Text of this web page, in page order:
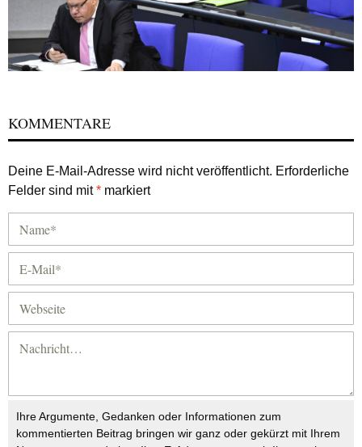
KOMMENTARE
Deine E-Mail-Adresse wird nicht veröffentlicht. Erforderliche
Felder sind mit* markiert
Ihre Argumente, Gedanken oder Informationen zum
kommentierten Beitrag bringen wir ganz oder gekürzt mit Ihrem